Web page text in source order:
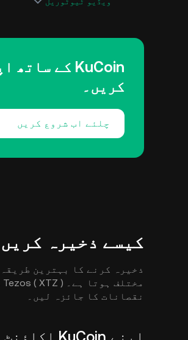
کریں۔
چلئے اب شروع کریں
کیسے ذخیرہ کریں Tezos ( XTZ )
نقصانات کا جائزہ لیں۔